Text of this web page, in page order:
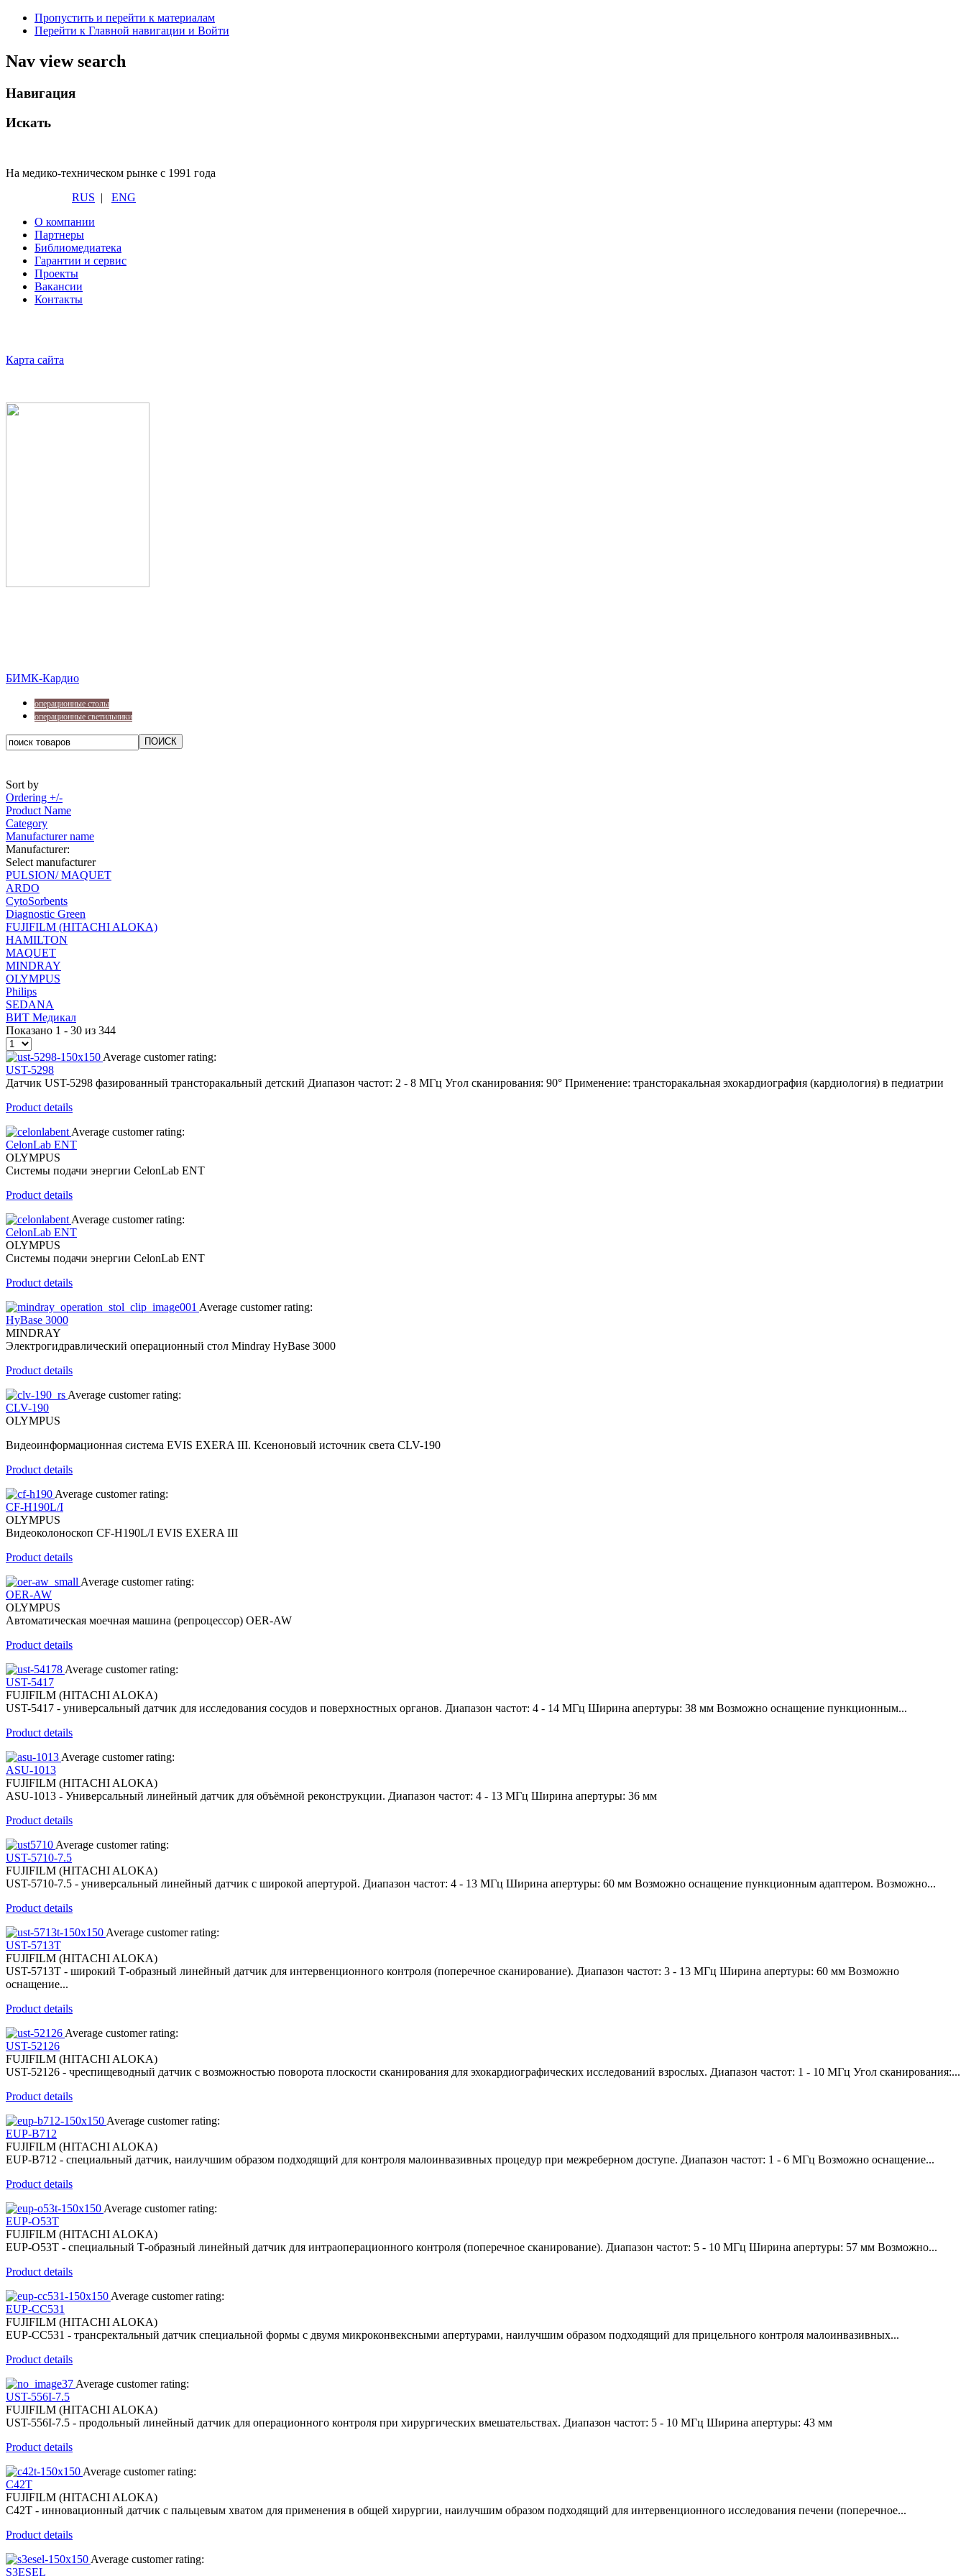
Пропустить и перейти к материалам
Перейти к Главной навигации и Войти
Nav view search
Навигация
Искать
На медико-техническом рынке с 1991 года
RUS | ENG
О компании
Партнеры
Библиомедиатека
Гарантии и сервис
Проекты
Вакансии
Контакты
Карта сайта
БИМК-Кардио
операционные столы
операционные светильники
Sort by
Ordering +/-
Product Name
Category
Manufacturer name
Manufacturer:
Select manufacturer
PULSION/ MAQUET
ARDO
CytoSorbents
Diagnostic Green
FUJIFILM (HITACHI ALOKA)
HAMILTON
MAQUET
MINDRAY
OLYMPUS
Philips
SEDANA
ВИТ Медикал
Показано 1 - 30 из 344
Average customer rating:
UST-5298
Датчик UST-5298 фазированный трансторакальный детский Диапазон частот: 2 - 8 МГц Угол сканирования: 90° Применение: трансторакальная эхокардиография (кардиология) в педиатрии
Product details
Average customer rating:
CelonLab ENT
OLYMPUS
Системы подачи энергии CelonLab ENT
Product details
Average customer rating:
CelonLab ENT
OLYMPUS
Системы подачи энергии CelonLab ENT
Product details
Average customer rating:
HyBase 3000
MINDRAY
Электрогидравлический операционный стол Mindray HyBase 3000
Product details
Average customer rating:
CLV-190
OLYMPUS
Видеоинформационная система EVIS EXERA III. Ксеноновый источник света CLV-190
Product details
Average customer rating:
CF-H190L/I
OLYMPUS
Видеоколоноскоп CF-H190L/I EVIS EXERA III
Product details
Average customer rating:
OER-AW
OLYMPUS
Автоматическая моечная машина (репроцессор) OER-AW
Product details
Average customer rating:
UST-5417
FUJIFILM (HITACHI ALOKA)
UST-5417 - универсальный датчик для исследования сосудов и поверхностных органов. Диапазон частот: 4 - 14 МГц Ширина апертуры: 38 мм Возможно оснащение пункционным...
Product details
Average customer rating:
ASU-1013
FUJIFILM (HITACHI ALOKA)
ASU-1013 - Универсальный линейный датчик для объёмной реконструкции. Диапазон частот: 4 - 13 МГц Ширина апертуры: 36 мм
Product details
Average customer rating:
UST-5710-7.5
FUJIFILM (HITACHI ALOKA)
UST-5710-7.5 - универсальный линейный датчик с широкой апертурой. Диапазон частот: 4 - 13 МГц Ширина апертуры: 60 мм Возможно оснащение пункционным адаптером. Возможно...
Product details
Average customer rating:
UST-5713T
FUJIFILM (HITACHI ALOKA)
UST-5713T - широкий Т-образный линейный датчик для интервенционного контроля (поперечное сканирование). Диапазон частот: 3 - 13 МГц Ширина апертуры: 60 мм Возможно
оснащение...
Product details
Average customer rating:
UST-52126
FUJIFILM (HITACHI ALOKA)
UST-52126 - чреспищеводный датчик с возможностью поворота плоскости сканирования для эхокардиографических исследований взрослых. Диапазон частот: 1 - 10 МГц Угол сканирования:...
Product details
Average customer rating:
EUP-B712
FUJIFILM (HITACHI ALOKA)
EUP-B712 - специальный датчик, наилучшим образом подходящий для контроля малоинвазивных процедур при межреберном доступе. Диапазон частот: 1 - 6 МГц Возможно оснащение...
Product details
Average customer rating:
EUP-O53T
FUJIFILM (HITACHI ALOKA)
EUP-O53T - специальный Т-образный линейный датчик для интраоперационного контроля (поперечное сканирование). Диапазон частот: 5 - 10 МГц Ширина апертуры: 57 мм Возможно...
Product details
Average customer rating:
EUP-CC531
FUJIFILM (HITACHI ALOKA)
EUP-CC531 - трансректальный датчик специальной формы с двумя микроконвексными апертурами, наилучшим образом подходящий для прицельного контроля малоинвазивных...
Product details
Average customer rating:
UST-556I-7.5
FUJIFILM (HITACHI ALOKA)
UST-556I-7.5 - продольный линейный датчик для операционного контроля при хирургических вмешательствах. Диапазон частот: 5 - 10 МГц Ширина апертуры: 43 мм
Product details
Average customer rating:
C42T
FUJIFILM (HITACHI ALOKA)
C42T - инновационный датчик с пальцевым хватом для применения в общей хирургии, наилучшим образом подходящий для интервенционного исследования печени (поперечное...
Product details
Average customer rating:
S3ESEL